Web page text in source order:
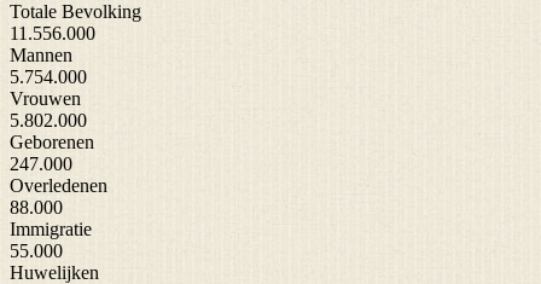
Totale Bevolking
11.556.000
Mannen
5.754.000
Vrouwen
5.802.000
Geborenen
247.000
Overledenen
88.000
Immigratie
55.000
Huwelijken